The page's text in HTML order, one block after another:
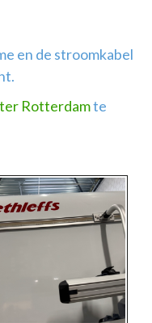
en de stroomkabel
Rotterdamte